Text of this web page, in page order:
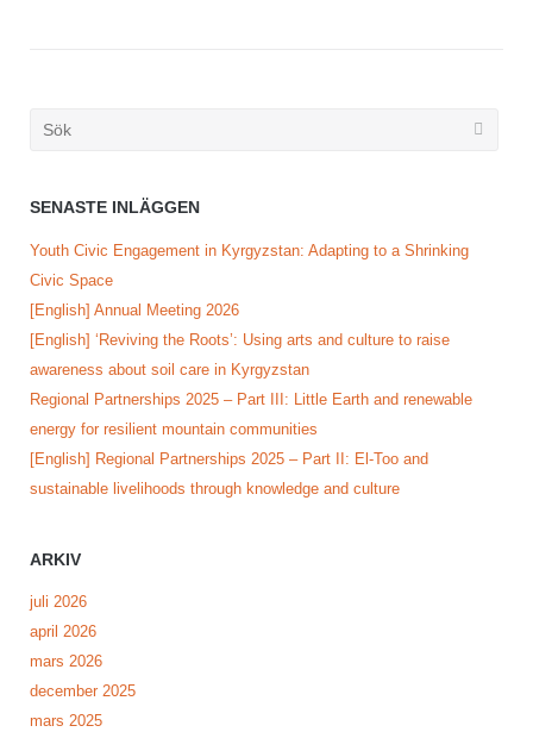
Söka
SENASTE INLÄGGEN
Youth Civic Engagement in Kyrgyzstan: Adapting to a Shrinking
Civic Space
[English] Annual Meeting 2026
[English] ‘Reviving the Roots’: Using arts and culture to raise
awareness about soil care in Kyrgyzstan
Regional Partnerships 2025 – Part III: Little Earth and renewable
energy for resilient mountain communities
[English] Regional Partnerships 2025 – Part II: El-Too and
sustainable livelihoods through knowledge and culture
ARKIV
juli 2026
april 2026
mars 2026
december 2025
mars 2025